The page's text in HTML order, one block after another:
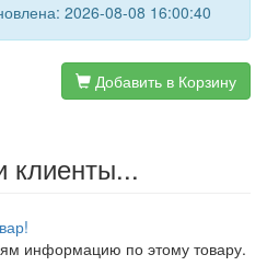
2026-08-08 16:00:40
Добавить в Корзину
клиенты...
информацию по этому товару.